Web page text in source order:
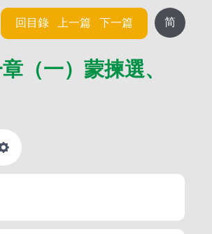
简
回目錄 上一篇 下一篇
（一）蒙揀選、